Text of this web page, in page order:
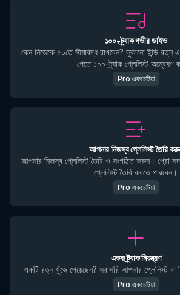
১০০-ট্র্যাক গভীর ডাইভ
কেন নিজেকে ৫০তে সীমাবদ্ধ রাখবেন? লুকানো ইন্ডি রত্ন
পেতে ১০০-ট্র্যাক প্লেলিস্ট অন্বেষণ
Pro একচেটিয়া
আপনার নিজস্ব প্লেলিস্ট তৈরি
আপনার নিজস্ব প্লেলিস্ট তৈরি ও সংগঠিত করুন। প্রো
প্লেলিস্ট তৈরি করতে পারবেন।
Pro একচেটিয়া
একক ট্র্যাক নিয়ন্ত্রণ
একটি রত্ন খুঁজে পেয়েছেন? সরাসরি আপনার প্লেলিস্ট বা
Pro একচেটিয়া